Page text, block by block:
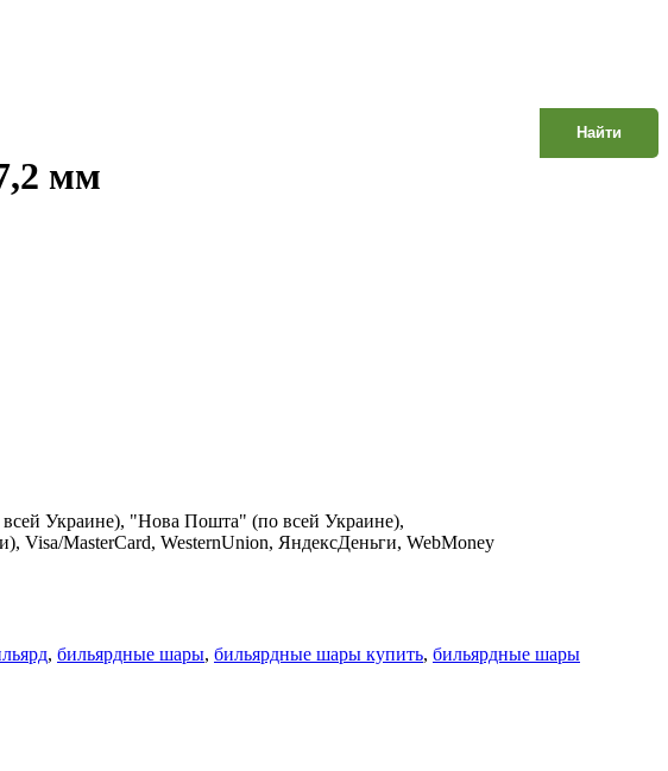
Найти
мм
Украине), "Нова Пошта" (по всей Украине),
Visa/МаsterСard, WesternUnion, ЯндексДеньги, WebMoney
, бильярдные шары, бильярдные шары купить, бильярдные шары